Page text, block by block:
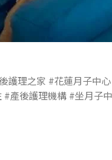
護理之家 #花蓮月子中
產後護理機構 #坐月子